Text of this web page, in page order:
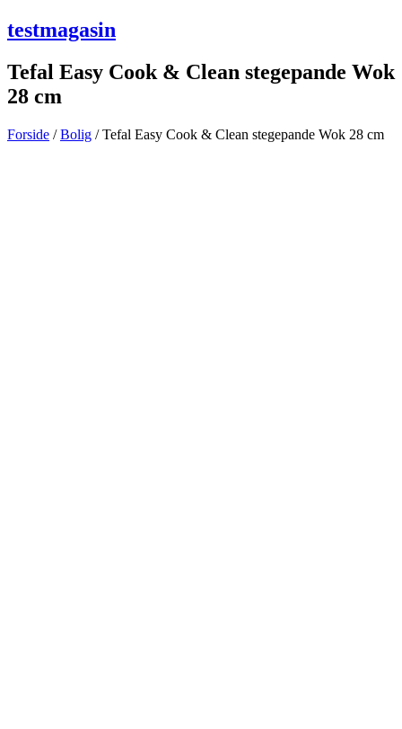
testmagasin
Tefal Easy Cook & Clean stegepande Wok
28 cm
Forside /Bolig / Tefal Easy Cook & Clean stegepande Wok 28 cm